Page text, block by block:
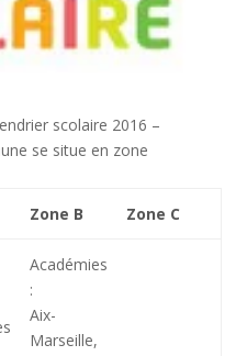
scolaire 2016 –
se situe en zone
Zone B Zone C
Académies
:
Aix-
Marseille,